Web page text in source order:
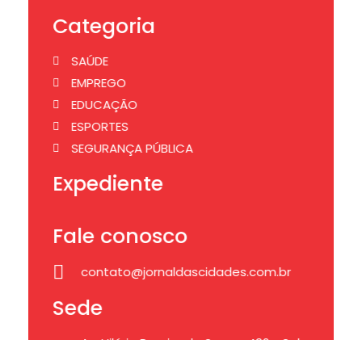
Categoria
SAÚDE
EMPREGO
EDUCAÇÃO
ESPORTES
SEGURANÇA PÚBLICA
Expediente
Fale conosco
contato@jornaldascidades.com.br
Sede